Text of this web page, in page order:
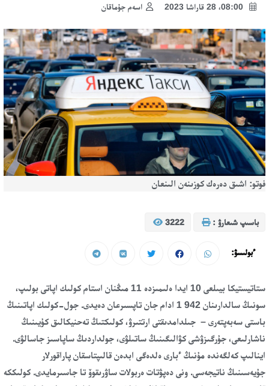
اسەم جۇماقان
فوتو: اشىق دەرەك كوزىنەن الىنعان
باسىپ شىعارۋ : 3222
ءبولىسۋ:
ستاتيستيكا بيىلعى 10 ايدا ەلىمىزدە 11 مىڭنان استام كولىك اپاتى بولىپ،
سونىڭ سالدارىنان 1 942 ادام جان تاپسىرعان دەيدى. جول-كولىك اپاتىنىڭ
باستى سەبەپتەرى – جىلدامدىقتى ارتتىرۋ، كولىكتىڭ تەحنيكالىق كۇيىنىڭ
ناشارلىعى، جۇرگىزۋشى كۋالىگىنىڭ ساتىلۋى، جولداردىڭ ساپاسىز جاسالۋى.
اينالىپ كەلگەندە مۇنىڭ ءبارى ەلدەگى ابدەن قالىپتاسقان پاراقورلار
جۇيەسىنىڭ ناتيجەسى. ونى دەپۋتات ەربولات ساۋرىقوۆ تا جاسىرمايدى. كولىككە